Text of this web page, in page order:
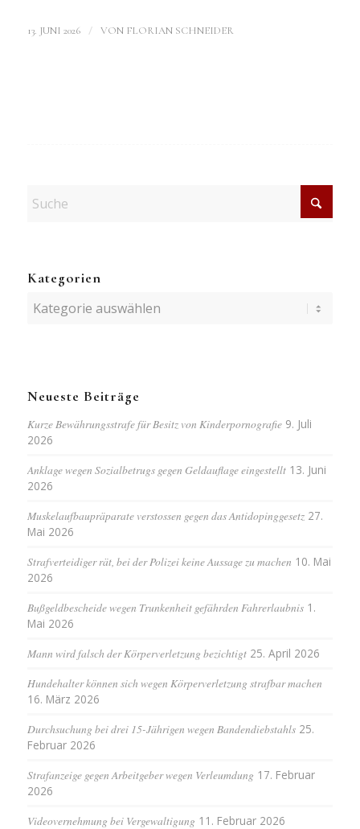
13. JUNI 2026 / VON FLORIAN SCHNEIDER
Kategorien
Kategorien
Neueste Beiträge
Kurze Bewährungsstrafe für Besitz von Kinderpornografie 9. Juli
2026
Anklage wegen Sozialbetrugs gegen Geldauflage eingestellt 13. Juni
2026
Muskelaufbaupräparate verstossen gegen das Antidopinggesetz 27.
Mai 2026
Strafverteidiger rät, bei der Polizei keine Aussage zu machen 10. Mai
2026
Bußgeldbescheide wegen Trunkenheit gefährden Fahrerlaubnis 1.
Mai 2026
Mann wird falsch der Körperverletzung bezichtigt 25. April 2026
Hundehalter können sich wegen Körperverletzung strafbar machen
16. März 2026
Durchsuchung bei drei 15-Jährigen wegen Bandendiebstahls 25.
Februar 2026
Strafanzeige gegen Arbeitgeber wegen Verleumdung 17. Februar
2026
Videovernehmung bei Vergewaltigung 11. Februar 2026